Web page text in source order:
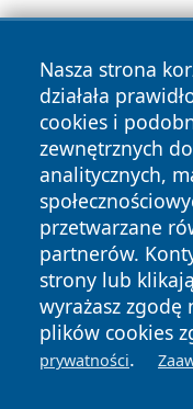
Nasza strona
działała
cookies i
zewnętrznych
analitycznych,
przetwarzane
partnerów.
strony lub
wyrażasz zgodę
plików cookies
prywatności.
Copyright © 2026
zastrzeżone.
News Autorzy